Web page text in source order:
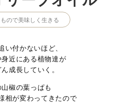
ので美味しく生きる
い付かないほど、
近にある植物達が
成長していく。
山椒の葉っぱも
相が変わってきたので